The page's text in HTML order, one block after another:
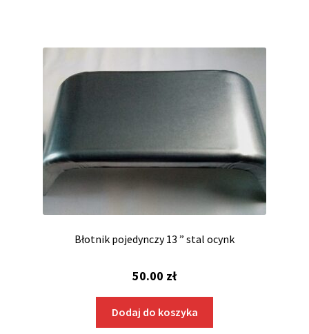
Błotnik pojedynczy 13 ” stal ocynk
50.00 zł
Dodaj do koszyka